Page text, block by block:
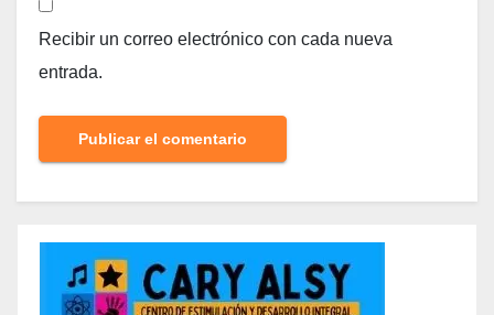
Recibir un correo electrónico con cada nueva
entrada.